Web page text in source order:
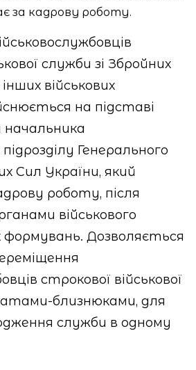
за кадрову роботу.
служби зі Збройних
військових
на підставі
начальника
Генерального
Сил України, який
роботу, після
військового
формувань. Дозволяється
строкової військової
близнюками, для
служби в одному